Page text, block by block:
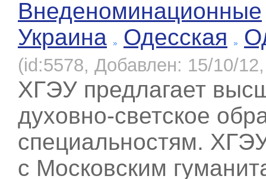
Внеденоминационные
Украина
Одесская
(id:5578, Добавлен: 15/10/
ХГЭУ предлагает
духовно-светское
специальностям.
с Московским